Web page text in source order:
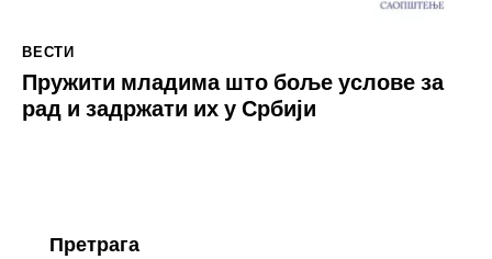
ВЕСТИ
Пружити младима што боље услове за
рад и задржати их у Србији
Претрага